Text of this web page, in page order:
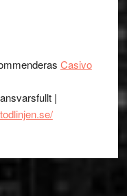
Casivo
|